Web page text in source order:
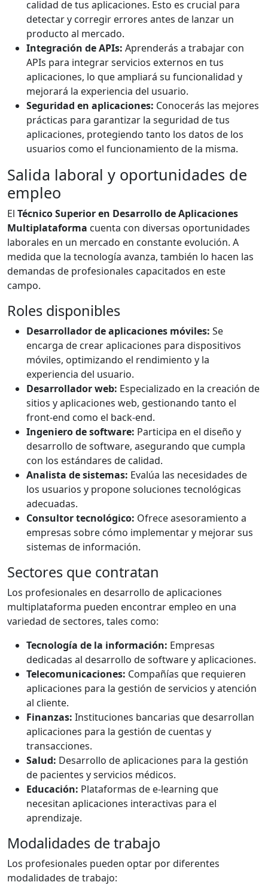
calidad de tus aplicaciones. Esto es crucial para
detectar y corregir errores antes de lanzar un
producto al mercado.
Integración de APIs: Aprenderás a trabajar con
APIs para integrar servicios externos en tus
aplicaciones, lo que ampliará su funcionalidad y
mejorará la experiencia del usuario.
Seguridad en aplicaciones: Conocerás las mejores
prácticas para garantizar la seguridad de tus
aplicaciones, protegiendo tanto los datos de los
usuarios como el funcionamiento de la misma.
Salida laboral y oportunidades de
empleo
El Técnico Superior en Desarrollo de Aplicaciones
Multiplataforma cuenta con diversas oportunidades
laborales en un mercado en constante evolución. A
medida que la tecnología avanza, también lo hacen las
demandas de profesionales capacitados en este
campo.
Roles disponibles
Desarrollador de aplicaciones móviles: Se
encarga de crear aplicaciones para dispositivos
móviles, optimizando el rendimiento y la
experiencia del usuario.
Desarrollador web: Especializado en la creación de
sitios y aplicaciones web, gestionando tanto el
front-end como el back-end.
Ingeniero de software: Participa en el diseño y
desarrollo de software, asegurando que cumpla
con los estándares de calidad.
Analista de sistemas: Evalúa las necesidades de
los usuarios y propone soluciones tecnológicas
adecuadas.
Consultor tecnológico: Ofrece asesoramiento a
empresas sobre cómo implementar y mejorar sus
sistemas de información.
Sectores que contratan
Los profesionales en desarrollo de aplicaciones
multiplataforma pueden encontrar empleo en una
variedad de sectores, tales como:
Tecnología de la información: Empresas
dedicadas al desarrollo de software y aplicaciones.
Telecomunicaciones: Compañías que requieren
aplicaciones para la gestión de servicios y atención
al cliente.
Finanzas: Instituciones bancarias que desarrollan
aplicaciones para la gestión de cuentas y
transacciones.
Salud: Desarrollo de aplicaciones para la gestión
de pacientes y servicios médicos.
Educación: Plataformas de e-learning que
necesitan aplicaciones interactivas para el
aprendizaje.
Modalidades de trabajo
Los profesionales pueden optar por diferentes
modalidades de trabajo: